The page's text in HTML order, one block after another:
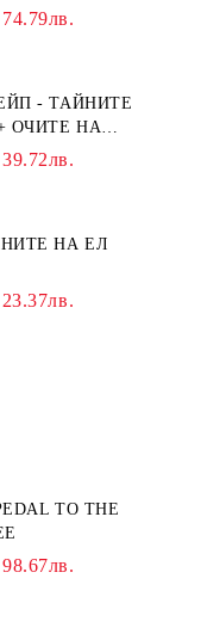
+
+
74.79лв.
- ТАЙНИТЕ
ОЧИТЕ НА
39.72лв.
НА ЕЛ
23.37лв.
TO THE
98.67лв.